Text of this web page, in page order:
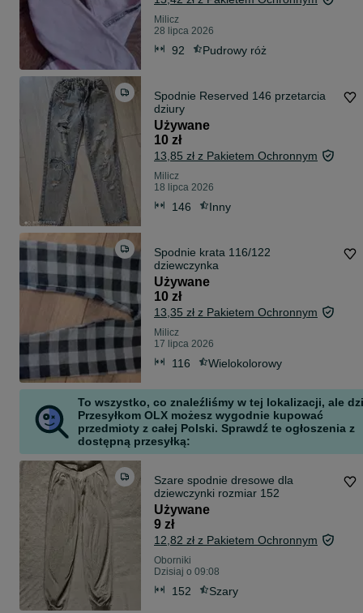
Milicz
28 lipca 2026
92 Pudrowy róż
Spodnie Reserved 146 przetarcia
dziury
Używane
10 zł
13,85 zł z Pakietem Ochronnym
Milicz
18 lipca 2026
146 Inny
Spodnie krata 116/122
dziewczynka
Używane
10 zł
13,35 zł z Pakietem Ochronnym
Milicz
17 lipca 2026
116 Wielokolorowy
To wszystko, co znaleźliśmy w tej lokalizacji, ale
Przesyłkom OLX możesz wygodnie kupować
przedmioty z całej Polski. Sprawdź te ogłoszenia z
dostępną przesyłką:
Szare spodnie dresowe dla
dziewczynki rozmiar 152
Używane
9 zł
12,82 zł z Pakietem Ochronnym
Oborniki
Dzisiaj o 09:08
152 Szary